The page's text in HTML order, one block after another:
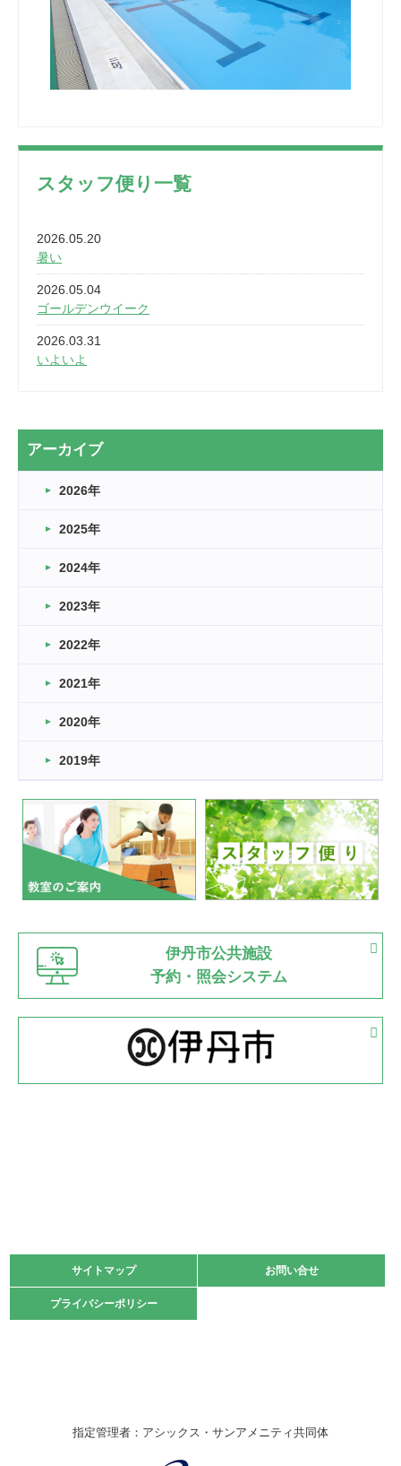
スタッフ便り一覧
2026.05.20
暑い
2026.05.04
ゴールデンウイーク
2026.03.31
いよいよ
2026.03.20
なぎなた
2026.03.16
車いすバスケとRくんのお話
卒業・卒園の季節★
2026.03.11
緑ケ丘体育館
2022.11.03
緑ケ丘体育館
いたっぼーる大会☆彡
緑ケ丘体育館
2022.07.03
市内総合体育大会が開始
緑ケ丘体育館 猪名川運動広場
古池運動広場
2022.06.12
県知事杯争奪バレーボール大会が開催
緑ケ丘体育館
2022.05.05
体育協会長杯 バドミントン競技の部
2022.05.22
緑ケ丘体育館
2021.10.23
卓球選手権大会ラージボールの部開催☆
伊丹市総合体育大会 バレーボール大会が開催されました
アーカイブ
2026年
2025年
2024年
2023年
2022年
2021年
2020年
2019年
伊丹市公共施設
予約・照会システム
サイトマップ お問い合せ
プライバシーポリシー
サイトマップ お問い合せ
プライバシーポリシー
指定管理者：アシックス・サンアメニティ共同体